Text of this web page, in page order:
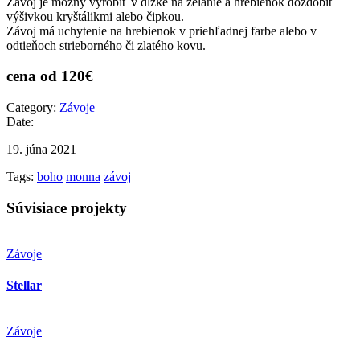
výšivkou kryštálikmi alebo čipkou.
Závoj má uchytenie na hrebienok v priehľadnej farbe alebo v
odtieňoch strieborného či zlatého kovu.
cena od 120€
Category: Závoje
Date:
19. júna 2021
Tags: boho monna závoj
Súvisiace projekty
Závoje
Stellar
Závoje